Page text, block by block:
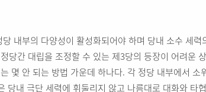
내부의 다양성이 활성화되어야 하며 당내 소수 세
당간 대립을 조정할 수 있는 제3당의 등장이 어려운
몇 안 되는 방법 가운데 하나다. 각 정당 내부에서 소
당내 극단 세력에 휘둘리지 않고 나름대로 대화와 타